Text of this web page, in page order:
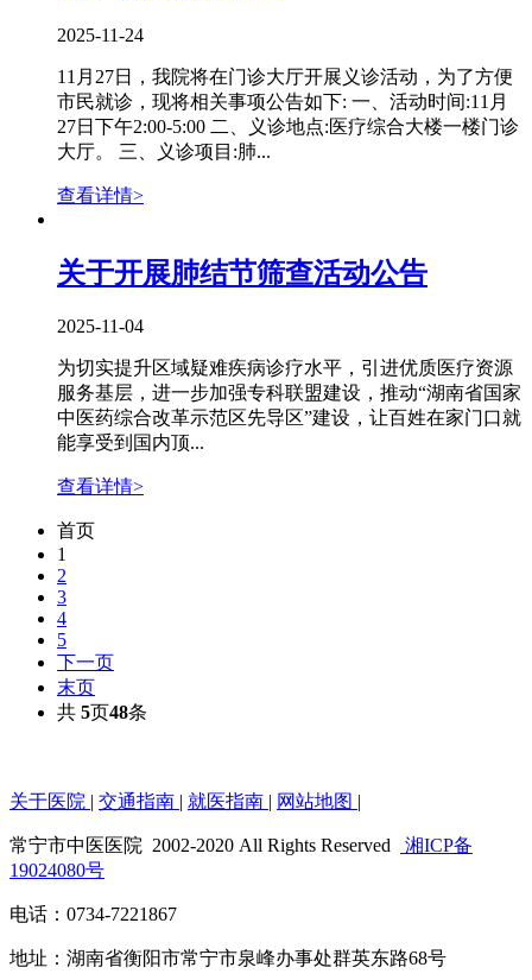
2025-11-24
11月27日，我院将在门诊大厅开展义诊活动，为了方便
市民就诊，现将相关事项公告如下: 一、活动时间:11月
27日下午2:00-5:00 二、义诊地点:医疗综合大楼一楼门诊
大厅。 三、义诊项目:肺...
查看详情>
关于开展肺结节筛查活动公告
2025-11-04
为切实提升区域疑难疾病诊疗水平，引进优质医疗资源
服务基层，进一步加强专科联盟建设，推动“湖南省国家
中医药综合改革示范区先导区”建设，让百姓在家门口就
能享受到国内顶...
查看详情>
首页
1
2
3
4
5
下一页
末页
共 5页48条
关于医院 | 交通指南 | 就医指南 | 网站地图 |
常宁市中医医院 2002-2020 All Rights Reserved
湘ICP备
19024080号
电话：0734-7221867
地址：湖南省衡阳市常宁市泉峰办事处群英东路68号